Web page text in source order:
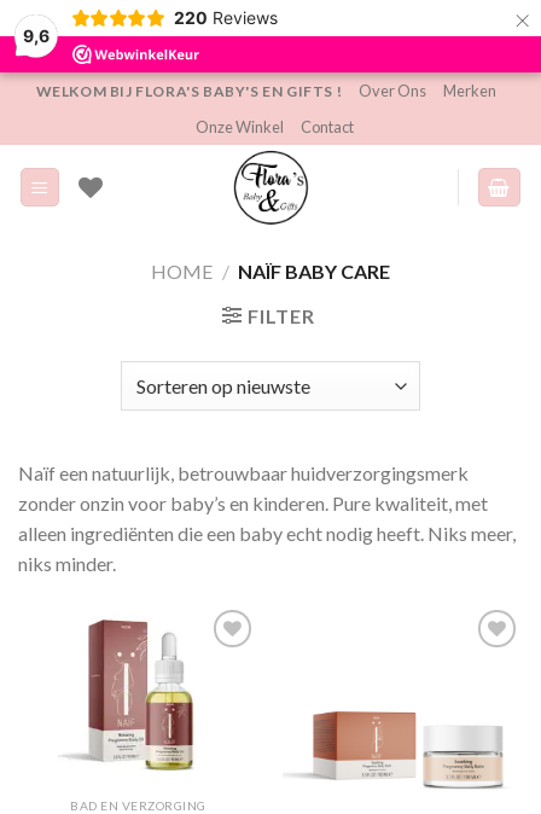
9,6
220 Reviews ×
inhoud
WELKOM BIJ FLORA'S BABY'S EN GIFTS ! Over Ons
Merken
Onze Winkel
Contact
HOME / NAÏF BABY CARE
FILTER
Naïf een natuurlijk, betrouwbaar huidverzorgingsmerk
zonder onzin voor baby’s en kinderen. Pure kwaliteit, met
alleen ingrediënten die een baby echt nodig heeft. Niks meer,
niks minder.
Toevoegen
verlanglijst
BAD EN VERZORGING
aan